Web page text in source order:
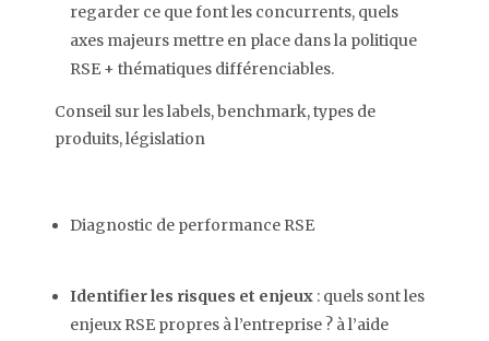
regarder ce que font les concurrents, quels
axes majeurs mettre en place dans la politique
RSE + thématiques différenciables.
Conseil sur les labels, benchmark, types de
produits, législation
Diagnostic de performance RSE
Identifier les risques et enjeux : quels sont les
enjeux RSE propres à l’entreprise ? à l’aide